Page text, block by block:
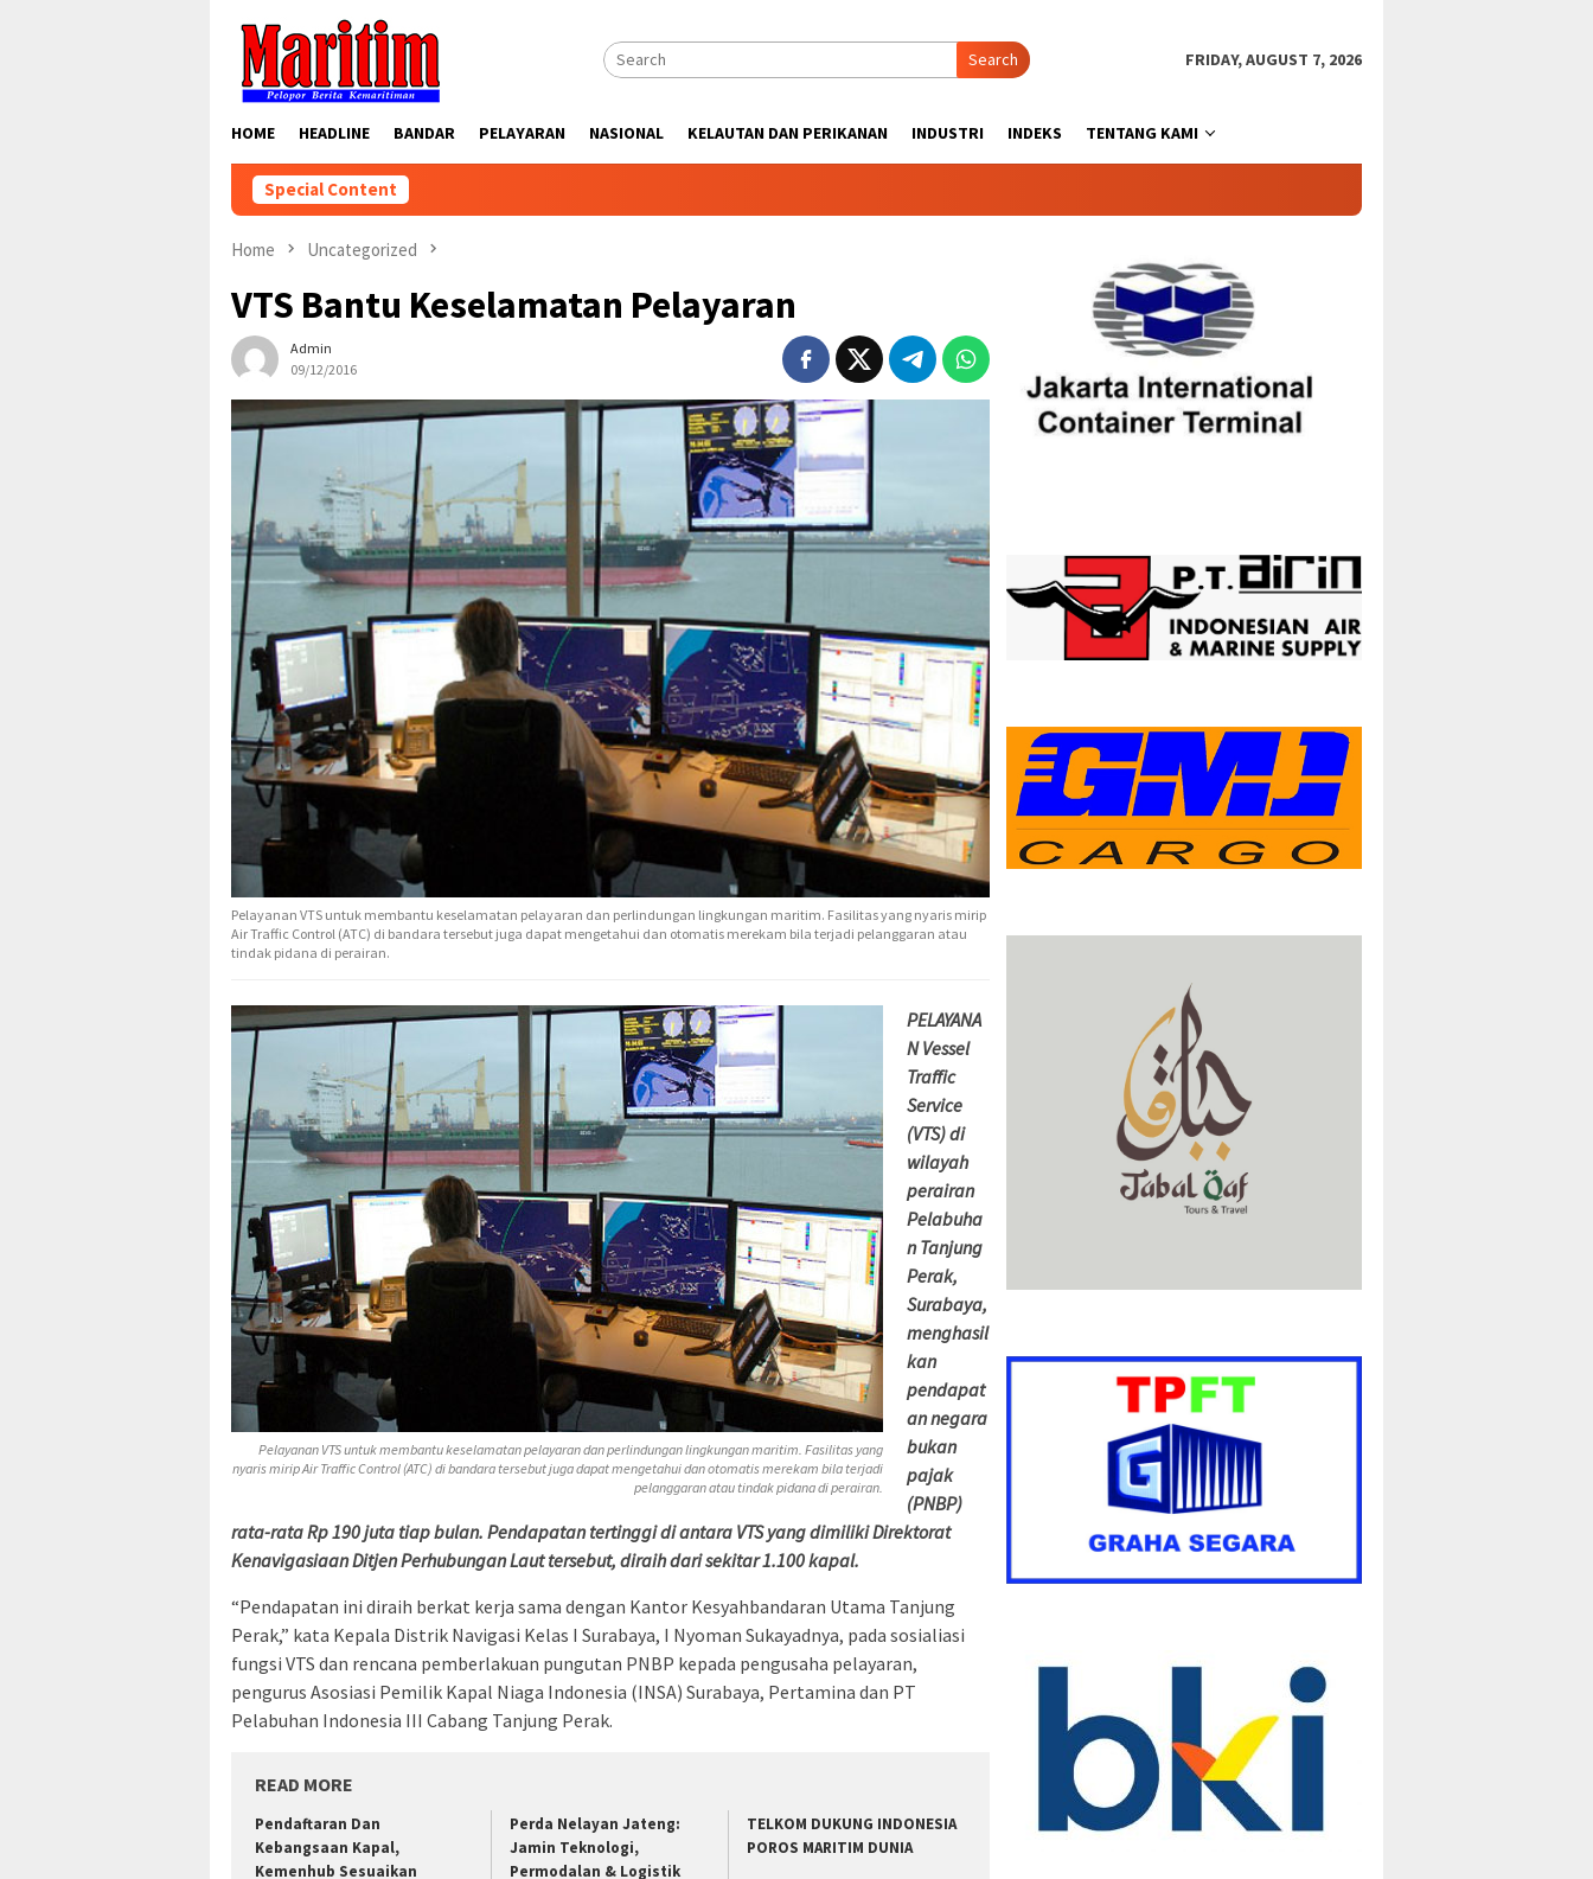
content
Search FRIDAY, AUGUST 7, 2026
HOME HEADLINE BANDAR PELAYARAN NASIONAL KELAUTAN DAN PERIKANAN INDUSTRI INDEKS TENTANG KAMI
Special Content
Home Uncategorized
VTS Bantu Keselamatan Pelayaran
Admin
09/12/2016
Pelayanan VTS untuk membantu keselamatan pelayaran dan perlindungan lingkungan maritim. Fasilitas yang nyaris mirip
Air Traffic Control (ATC) di bandara tersebut juga dapat mengetahui dan otomatis merekam bila terjadi pelanggaran atau
tindak pidana di perairan.
Pelayanan VTS untuk membantu keselamatan pelayaran dan perlindungan lingkungan maritim. Fasilitas yang
nyaris mirip Air Traffic Control (ATC) di bandara tersebut juga dapat mengetahui dan otomatis merekam bila terjadi
pelanggaran atau tindak pidana di perairan.
PELAYANA
N Vessel
Traffic
Service
(VTS) di
wilayah
perairan
Pelabuha
n Tanjung
Perak,
Surabaya,
menghasil
kan
pendapat
an negara
bukan
pajak
(PNBP)
rata-rata Rp 190 juta tiap bulan. Pendapatan tertinggi di antara VTS yang dimiliki Direktorat
Kenavigasiaan Ditjen Perhubungan Laut tersebut, diraih dari sekitar 1.100 kapal.
“Pendapatan ini diraih berkat kerja sama dengan Kantor Kesyahbandaran Utama Tanjung
Perak,” kata Kepala Distrik Navigasi Kelas I Surabaya, I Nyoman Sukayadnya, pada sosialiasi
fungsi VTS dan rencana pemberlakuan pungutan PNBP kepada pengusaha pelayaran,
pengurus Asosiasi Pemilik Kapal Niaga Indonesia (INSA) Surabaya, Pertamina dan PT
Pelabuhan Indonesia III Cabang Tanjung Perak.
READ MORE
Pendaftaran Dan
Kebangsaan Kapal,
Kemenhub Sesuaikan
Perda Nelayan Jateng:
Jamin Teknologi,
Permodalan & Logistik
TELKOM DUKUNG INDONESIA
POROS MARITIM DUNIA